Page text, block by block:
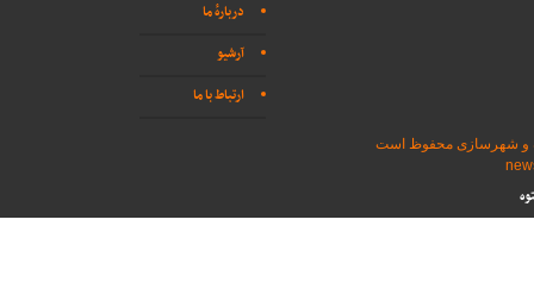
دربارهٔ ما
آرشیو
ارتباط با ما
و شهرسازی محفوظ است